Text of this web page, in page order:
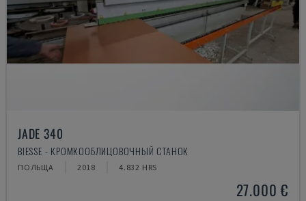
JADE 340
BIESSE - КРОМКООБЛИЦОВОЧНЫЙ СТАНОК
ПОЛЬЩА 2018 4.832 HRS
27.000 €